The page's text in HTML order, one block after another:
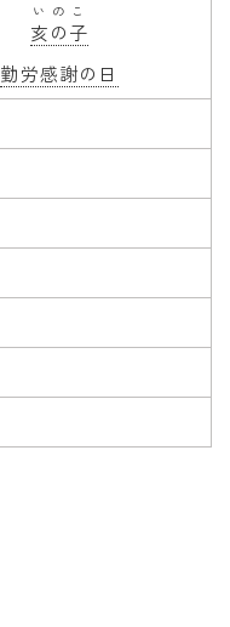
亥の子
いのこ
勤労感謝の日